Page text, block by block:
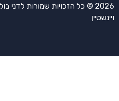
2026 © כל הזכויות שמורות לדני
ויינשטיין